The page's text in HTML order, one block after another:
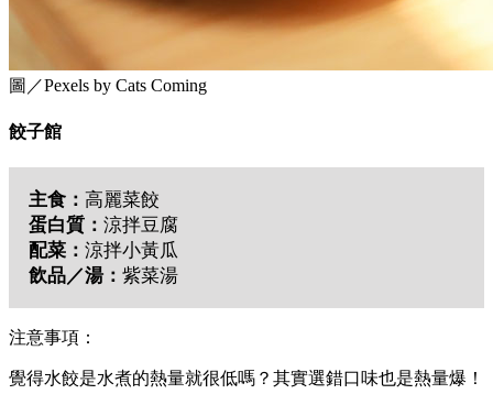
圖／Pexels by Cats Coming
餃子館
主食： 高麗菜餃
蛋白質： 涼拌豆腐
配菜： 涼拌小黃瓜
飲品／湯： 紫菜湯
注意事項：
覺得水餃是水煮的熱量就很低嗎？其實選錯口味也是熱量爆！